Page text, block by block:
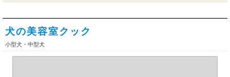
犬の美容室クック
小型犬・中型犬